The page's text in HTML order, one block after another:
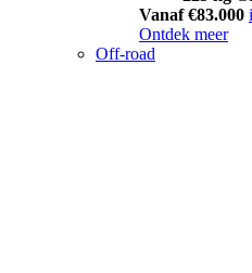
Vanaf €83.000 i
Ontdek meer
Off-road